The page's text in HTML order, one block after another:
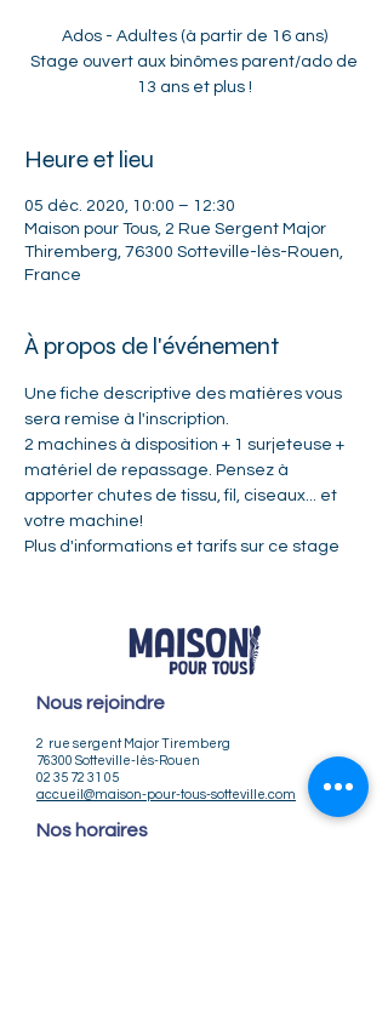
Ados - Adultes (à partir de 16 ans)
Stage ouvert aux binômes parent/ado de
13 ans et plus !
Heure et lieu
05 déc. 2020, 10:00 – 12:30
Maison pour Tous, 2 Rue Sergent Major
Thiremberg, 76300 Sotteville-lès-Rouen,
France
À propos de l'événement
Une fiche descriptive des matières vous
sera remise à l'inscription.
2 machines à disposition + 1 surjeteuse +
matériel de repassage. Pensez à
apporter chutes de tissu, fil, ciseaux... et
votre machine!
Plus d'informations et tarifs sur ce stage
Nous rejoindre
2 rue sergent Major Tiremberg
76300 Sotteville-lès-Rouen
02 35 72 31 05
accueil@maison-pour-tous-sotteville.com
Nos horaires